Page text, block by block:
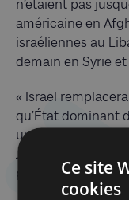
n’étaient pas
américaine en
israéliennes au
demain en Syrie et
« Israël
qu’État dominant
un juif régnera
Jérusalem et
pas Jésus le vrai
Ce site
cookies